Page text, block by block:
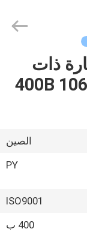
ذات
المسار الفولاذي بعرض 400B 106
الصين
PY
ISO9001
400 ب